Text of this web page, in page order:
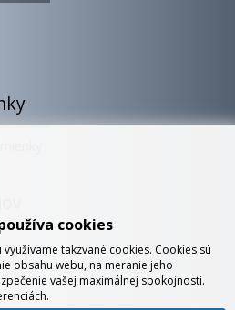
cookies
takzvané cookies. Cookies sú
obsahu webu, na meranie jeho
vašej maximálnej spokojnosti.